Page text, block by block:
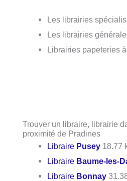
Les librairies
Les librairies
Librairies papeteries
Trouver un libraire, librairie
proximité de Pradines
Libraire Pusey 18.77
Libraire Baume-les-
Libraire Bonnay